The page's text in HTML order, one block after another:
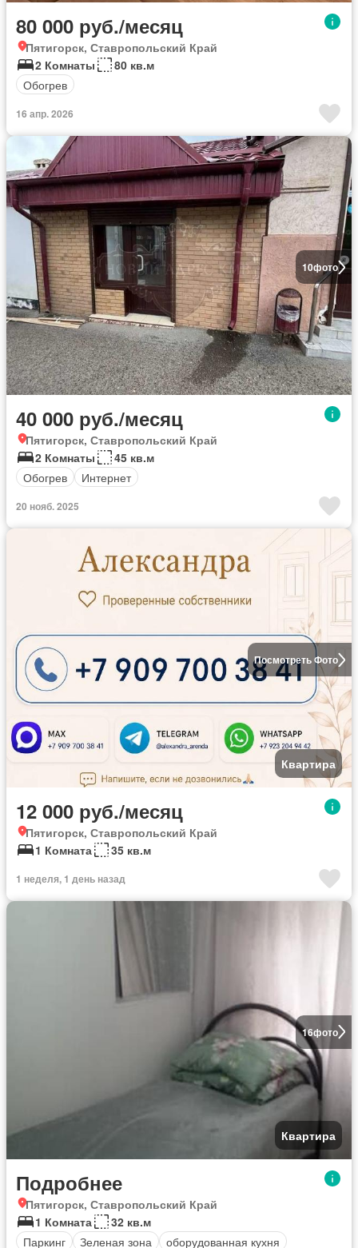
80 000 руб./месяц
Пятигорск, Ставропольский Край
2 Комнаты
80 кв.м
Обогрев
16 апр. 2026
10фото
40 000 руб./месяц
Пятигорск, Ставропольский Край
2 Комнаты
45 кв.м
Обогрев
Интернет
20 нояб. 2025
Посмотреть Фото
Квартира
12 000 руб./месяц
Пятигорск, Ставропольский Край
1 Комната
35 кв.м
1 неделя, 1 день назад
16фото
Квартира
Подробнее
Пятигорск, Ставропольский Край
1 Комната
32 кв.м
Паркинг
Зеленая зона оборудованная кухня